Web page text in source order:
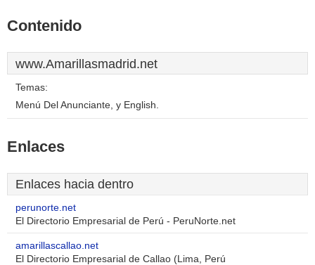
Contenido
www.Amarillasmadrid.net
Temas:
Menú Del Anunciante, y English.
Enlaces
Enlaces hacia dentro
perunorte.net
El Directorio Empresarial de Perú - PeruNorte.net
amarillascallao.net
El Directorio Empresarial de Callao (Lima, Perú